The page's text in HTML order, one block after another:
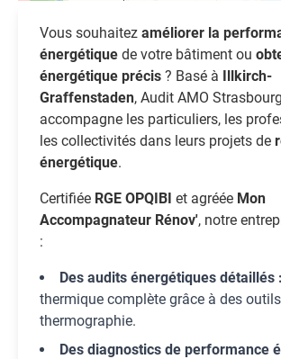
Vous souhaitez améliorer la
énergétique de votre bâtiment ou
énergétique précis ? Basé à Illkirch-
Graffenstaden, Audit AMO Strasbourg
accompagne les particuliers, les
les collectivités dans leurs projets de
énergétique.
Certifiée RGE OPQIBI et agréée Mon
Accompagnateur Rénov', notre
:
Des audits énergétiques détaillés :
thermique complète grâce à des
thermographie.
Des diagnostics de performance